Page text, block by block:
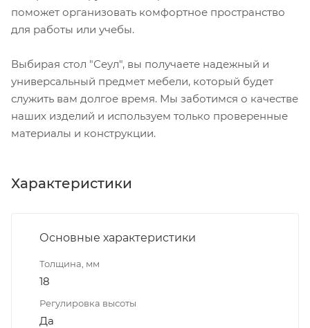
поможет организовать комфортное пространство
для работы или учебы.
Выбирая стол "Сеул", вы получаете надежный и
универсальный предмет мебели, который будет
служить вам долгое время. Мы заботимся о качестве
наших изделий и используем только проверенные
материалы и конструкции.
Характеристики
Основные характеристики
Толщина, мм
18
Регулировка высоты
Да